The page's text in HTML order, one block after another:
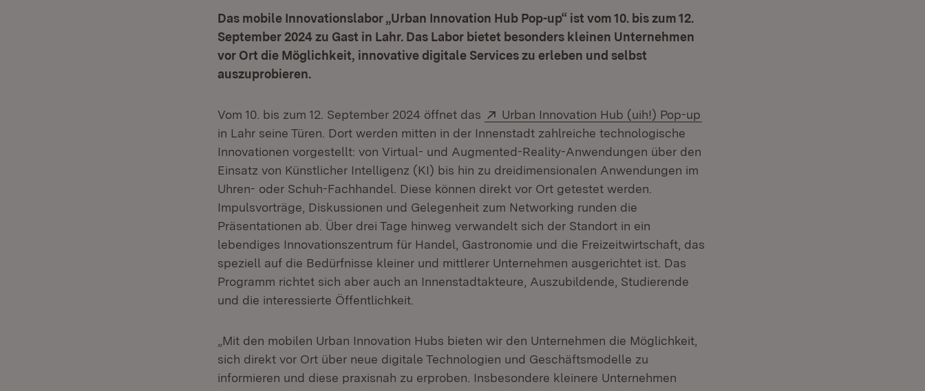
Das mobile Innovationslabor „Urban Innovation Hub Pop-up“ ist vom 10. bis zum 12.
September 2024 zu Gast in Lahr. Das Labor bietet besonders kleinen Unternehmen
vor Ort die Möglichkeit, innovative digitale Services zu erleben und selbst
auszuprobieren.
Vom 10. bis zum 12. September 2024 öffnet das Extern:
Urban Innovation Hub (uih!) Pop-up
in Lahr seine Türen. Dort werden mitten in der Innenstadt zahlreiche technologische
Innovationen vorgestellt: von Virtual- und Augmented-Reality-Anwendungen über den
Einsatz von Künstlicher Intelligenz (KI) bis hin zu dreidimensionalen Anwendungen im
Uhren- oder Schuh-Fachhandel. Diese können direkt vor Ort getestet werden.
Impulsvorträge, Diskussionen und Gelegenheit zum Networking runden die
Präsentationen ab. Über drei Tage hinweg verwandelt sich der Standort in ein
lebendiges Innovationszentrum für Handel, Gastronomie und die Freizeitwirtschaft, das
speziell auf die Bedürfnisse kleiner und mittlerer Unternehmen ausgerichtet ist. Das
Programm richtet sich aber auch an Innenstadtakteure, Auszubildende, Studierende
und die interessierte Öffentlichkeit.
„Mit den mobilen Urban Innovation Hubs bieten wir den Unternehmen die Möglichkeit,
sich direkt vor Ort über neue digitale Technologien und Geschäftsmodelle zu
informieren und diese praxisnah zu erproben. Insbesondere kleinere Unternehmen